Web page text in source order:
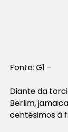
Fonte: G1 –
Diante da
Berlim,
centésimos à